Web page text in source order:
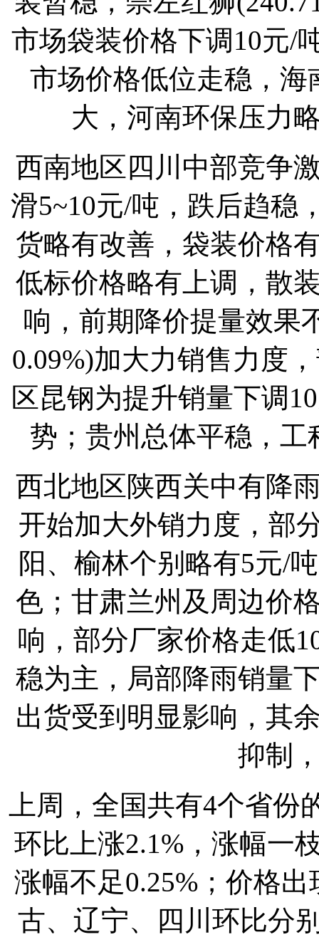
市场袋装价格下调10元/
市场价格低位走稳，
大，河南环保压力
西南地区四川中部竞争
滑5~10元/吨，跌后趋稳
货略有改善，袋装价格
低标价格略有上调，散
响，前期降价提量效果
0.09%)加大力销售力度
区昆钢为提升销量下调
势；贵州总体平稳，
西北地区陕西关中有降
开始加大外销力度，部
阳、榆林个别略有5元/
色；甘肃兰州及周边价
响，部分厂家价格走低
稳为主，局部降雨销量
出货受到明显影响，其
抑制
上周，全国共有4个省
环比上涨2.1%，涨幅一
涨幅不足0.25%；价格
古、辽宁、四川环比分